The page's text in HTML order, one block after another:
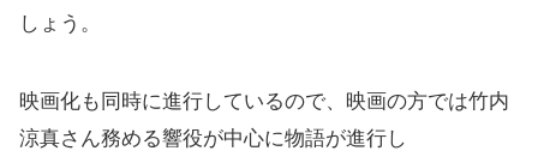
しょう。
映画化も同時に進行しているので、映画の方では竹内
涼真さん務める響役が中心に物語が進行し